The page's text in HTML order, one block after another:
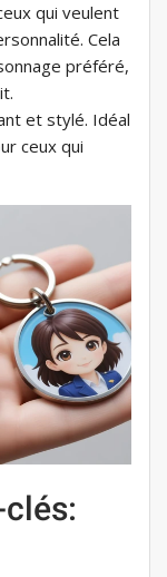
qui veulent
Cela
préféré,
et stylé. Idéal
ceux qui
clés: